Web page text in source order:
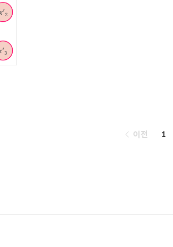
페
이전 1